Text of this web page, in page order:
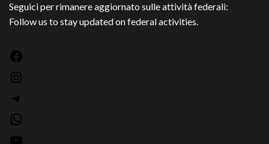
Seguici per rimanere aggiornato sulle attività federali:
Follow us to stay updated on federal activities.